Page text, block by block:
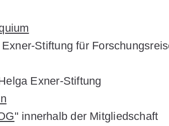
Stiftung für
Exner-Stiftung
" innerhalb der Mitgliedschaft